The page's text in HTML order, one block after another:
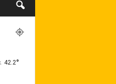
42.2°